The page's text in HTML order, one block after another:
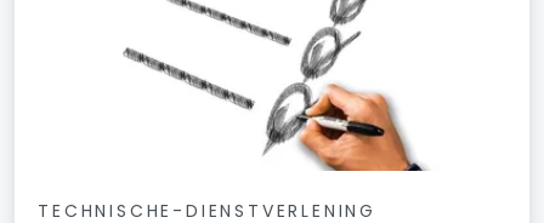
TECHNISCHE-DIENSTVERLENING